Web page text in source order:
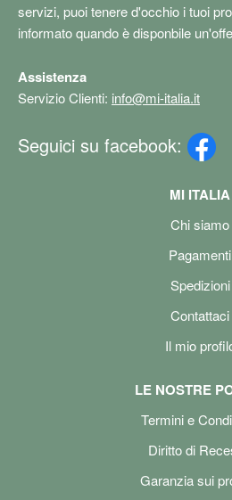
servizi, puoi tenere d'occhio i tuoi
informato quando è disponbile
Assistenza
Servizio Clienti: info@mi-italia.it
Seguici su facebook:
MI ITALIA
Chi siamo
Pagamenti
Spedizioni
Contattaci
Il mio
LE NOSTRE
Termini e
Diritto di
Garanzia sui